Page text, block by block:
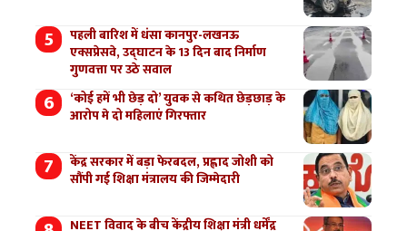
पहली बारिश में धंसा कानपुर-लखनऊ
एक्सप्रेसवे, उद्घाटन के 13 दिन बाद निर्माण
गुणवत्ता पर उठे सवाल
‘कोई हमें भी छेड़ दो’ युवक से कथित छेड़छाड़ के
आरोप मे दो महिलाएं गिरफ्तार
केंद्र सरकार में बड़ा फेरबदल, प्रह्लाद जोशी को
सौंपी गई शिक्षा मंत्रालय की जिम्मेदारी
NEET विवाद के बीच केंद्रीय शिक्षा मंत्री धर्मेंद्र